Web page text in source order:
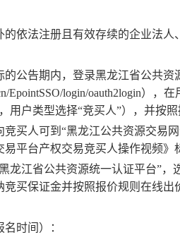
的依法注册且有效存续的企业法人
的公告期内，登录黑龙江省公共资
EpointSSO/login/oauth2login）
，在
用户类型选择“竞买人”），并按
竞买人可到 “黑龙江公共资源交易网
易平台产权交易竞买人操作视频
龙江省公共资源统一认证平台”，
竞买保证金并按照报价规则在线出
时间）：